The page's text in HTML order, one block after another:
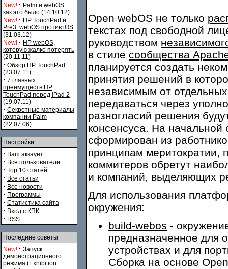
New! · Palm и webOS:
как это было (14.10.12)
New! · HP TouchPad и
Pre3. webOS против iOS
(31.03.12)
New! · HP webOS,
которую жалко потерять
(20.11.11)
· Обзор HP TouchPad
(23.07.11)
· 7 главных
преимуществ HP
TouchPad перед iPad 2
(19.07.11)
· Секретные материалы
компании Palm
(22.07.06)
Настройки
· Ваш аккаунт
· Все пользователи
· Top 10 статей
· Все статьи
· Все новости
· Программы
· Статистика сайта
· Вход с КПК
· RSS
Последние советы
New! · Запуск
демонстрационного
режима (Exhibition
Open webOS не только
текстах под свободной
руководством
в стиле сообщества
планируется создать
принятия решений в
независимым от
передаваться через
разногласий решения
консенсуса. На начальной
сформирован из
принципам меритократии,
коммитеров обретут
и компаний, выделяющих
Для использования
окружения:
build-webos -
предназначенное для
устройствах и для
Сборка на основе